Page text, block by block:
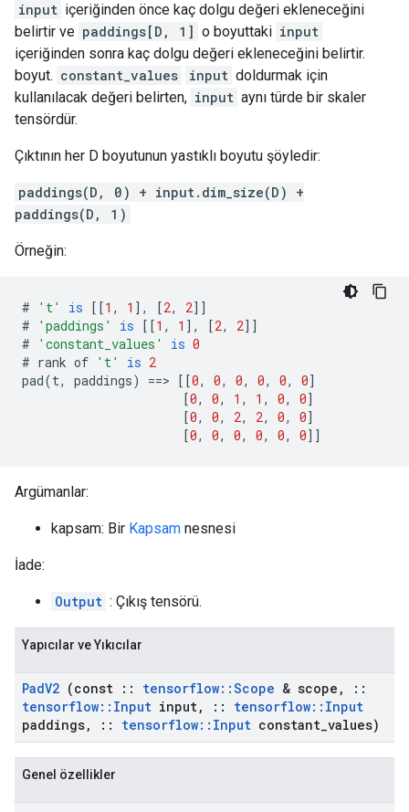
input içeriğinden önce kaç dolgu değeri ekleneceğini
belirtir ve paddings[D, 1] o boyuttaki input
içeriğinden sonra kaç dolgu değeri ekleneceğini belirtir.
boyut. constant_values input doldurmak için
kullanılacak değeri belirten, input aynı türde bir skaler
tensördür.
Çıktının her D boyutunun yastıklı boyutu şöyledir:
paddings(D, 0) + input.dim_size(D) +
paddings(D, 1)
Örneğin:
# 't' is [[1 , 1 ], [2, 2]]
#
'paddings' is [[1 , 1 ], [2, 2]]
#
'constant_values' is 0
# rank of 't' is 2
pad(t, paddings) ==> [[0, 0, 0, 0, 0, 0]
[0, 0, 1 , 1 , 0, 0]
[0, 0, 2, 2, 0, 0]
[0, 0, 0, 0, 0, 0]]
Argümanlar:
kapsam: Bir Kapsam nesnesi
İade:
Output : Çıkış tensörü.
Yapıcılar ve Yıkıcılar
PadV2 (const :: tensorflow::Scope & scope ,
::
tensorflow:: Input input, :: tensorflow:: Input
paddings, :: tensorflow:: Input constant values)
Genel özellikler